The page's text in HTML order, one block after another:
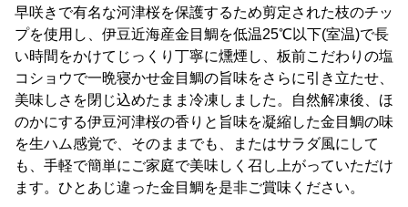
早咲きで有名な河津桜を保護するため剪定された枝のチッ
プを使用し、伊豆近海産金目鯛を低温25℃以下(室温)で長
い時間をかけてじっくり丁寧に燻煙し、板前こだわりの塩
コショウで一晩寝かせ金目鯛の旨味をさらに引き立たせ、
美味しさを閉じ込めたまま冷凍しました。自然解凍後、ほ
のかにする伊豆河津桜の香りと旨味を凝縮した金目鯛の味
を生ハム感覚で、そのままでも、またはサラダ風にして
も、手軽で簡単にご家庭で美味しく召し上がっていただけ
ます。ひとあじ違った金目鯛を是非ご賞味ください。